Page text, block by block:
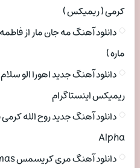
کرمی ( ریمیکس )
دانلود آهنگ مه جان مار از
ماره )
دانلود آهنگ جدید اهورا الو
ریمیکس اینستاگرام
Alpha